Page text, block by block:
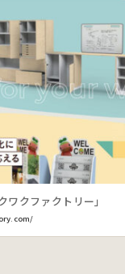
ワクファクトリー」